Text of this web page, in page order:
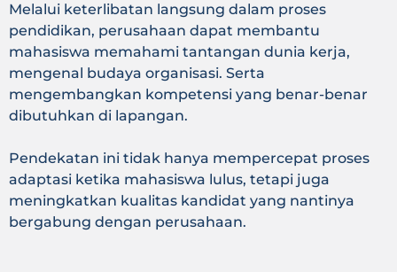
Melalui keterlibatan langsung dalam proses
pendidikan, perusahaan dapat membantu
mahasiswa memahami tantangan dunia kerja,
mengenal budaya organisasi. Serta
mengembangkan kompetensi yang benar-benar
dibutuhkan di lapangan.
Pendekatan ini tidak hanya mempercepat proses
adaptasi ketika mahasiswa lulus, tetapi juga
meningkatkan kualitas kandidat yang nantinya
bergabung dengan perusahaan.